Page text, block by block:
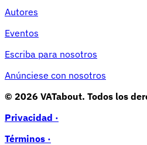
Autores
Eventos
Escriba para nosotros
Anúnciese con nosotros
© 2026 VATabout. Todos los
Privacidad ·
Términos ·